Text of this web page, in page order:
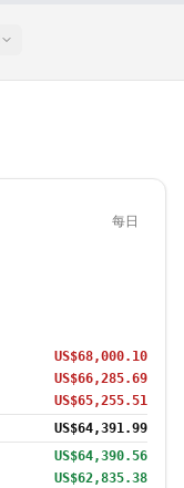
每日
US$68,000.10
US$66,285.69
US$65,255.51
US$64,391.99
US$64,390.56
US$62,835.38